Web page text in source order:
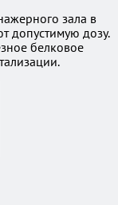
зала в
допустимую дозу.
белковое